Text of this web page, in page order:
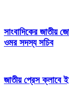
সাংবাদিকের জাতীয়
ওমর সদস্য সচিব
জাতীয় প্রেস ক্লাবে